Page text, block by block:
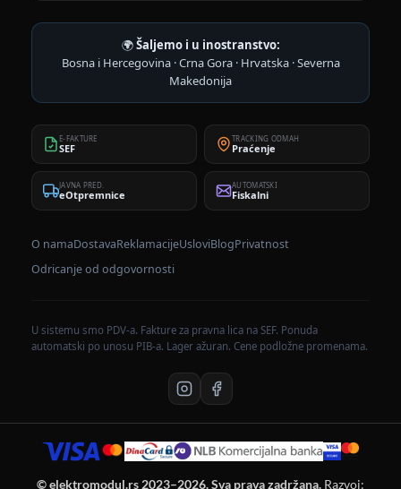
🌍Šaljemo i u inostranstvo:
Bosna i Hercegovina · Crna Gora · Hrvatska · Severna
Makedonija
E-FAKTURE
SEF
TRACKING ODMAH
Praćenje
JAVNA PRED.
eOtpremnice
AUTOMATSKI
Fiskalni
O namaDostavaReklamacijeUsloviBlogPrivatnost
Odricanje od odgovornosti
U sistemu smo PDV-a. Fakture za pravna lica na SEF. Ponuda
automatski po unosu PIB-a. Lager ažuran. Cene podložne promenama.
© elektromodul.rs 2023–2026. Sva prava zadržana. Razvoj: